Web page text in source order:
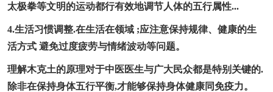
太极拳等文明的运动都行有效地调节人体的五行属性...
4.生活习惯调整.在生活在领域 ;应注意保持规律、健康的生
活方式 避免过度疲劳与情绪波动等问题。
理解木克土的原理对于中医医生与广大民众都是特别关键的.
除非在保持身体五行平衡,才能够保持身体健康同免疫力。